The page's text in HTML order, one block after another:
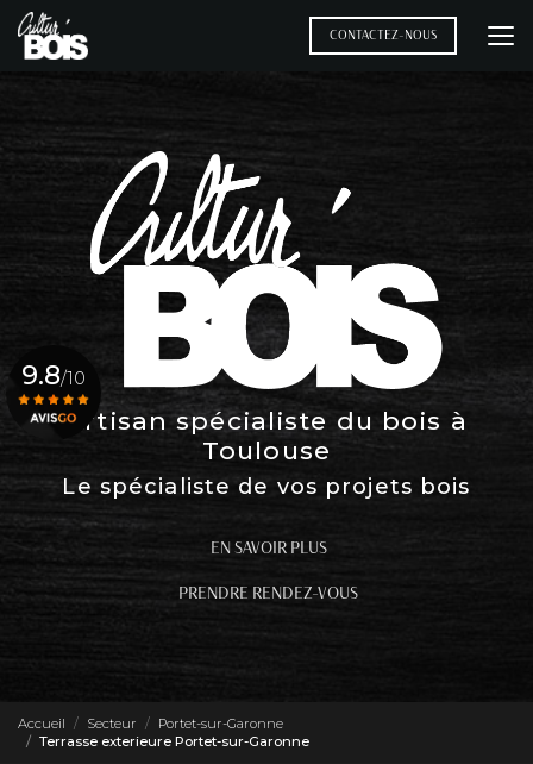
Aller
au
contenu
CONTACTEZ-NOUS
Artisan spécialiste du bois à
Toulouse
Le spécialiste de vos projets bois
EN SAVOIR PLUS
PRENDRE RENDEZ-VOUS
9.8/10
Accueil Secteur
Portet-sur-Garonne
Terrasse exterieure Portet-sur-Garonne